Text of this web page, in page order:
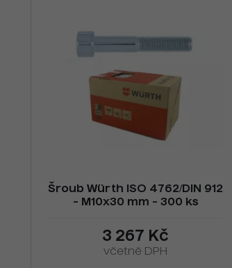
Šroub Würth ISO 4762/DIN 912
- M10x30 mm - 300 ks
3 267 Kč
včetně DPH